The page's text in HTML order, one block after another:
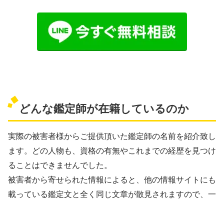
どんな鑑定師が在籍しているのか
実際の被害者様からご提供頂いた鑑定師の名前を紹介致し
ます。どの人物も、資格の有無やこれまでの経歴を見つけ
ることはできませんでした。
被害者から寄せられた情報によると、他の情報サイトにも
載っている鑑定文と全く同じ文章が散見されますので、一